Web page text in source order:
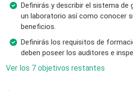
Definirás y describir el sistema de
un laboratorio así como conocer
beneficios.
Definirás los requisitos de
deben poseer los auditores e
Ver los 7 objetivos restantes